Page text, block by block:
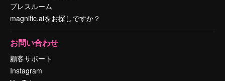
プレスルーム
magnific.aiをお探しですか？
お問い合わせ
顧客サポート
Instagram